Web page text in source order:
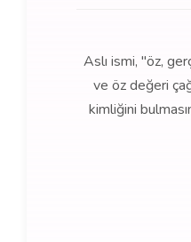
Aslı ismi, "öz,
ve öz değeri
kimliğini